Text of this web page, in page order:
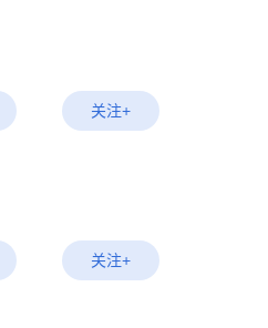
关注+
关注+